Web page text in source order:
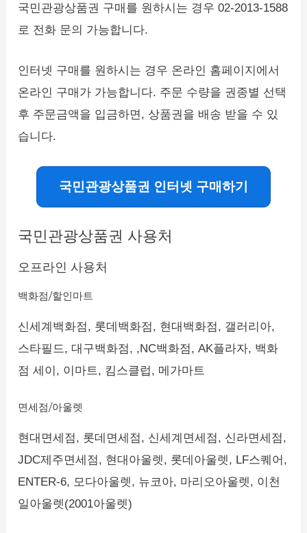
국민관광상품권 구매를 원하시는 경우 02-2013-1588
로 전화 문의 가능합니다.
인터넷 구매를 원하시는 경우 온라인 홈페이지에서
온라인 구매가 가능합니다. 주문 수량을 권종별 선택
후 주문금액을 입금하면, 상품권을 배송 받을 수 있
습니다.
국민관광상품권 인터넷 구매하기
국민관광상품권 사용처
오프라인 사용처
백화점/할인마트
신세계백화점, 롯데백화점, 현대백화점, 갤러리아,
스타필드, 대구백화점, ,NC백화점, AK플라자, 백화
점 세이, 이마트, 킴스클럽, 메가마트
면세점/아울렛
현대면세점, 롯데면세점, 신세계면세점, 신라면세점,
JDC제주면세점, 현대아울렛, 롯데아울렛, LF스퀘어,
ENTER-6, 모다아울렛, 뉴코아, 마리오아울렛, 이천
일아울렛(2001아울렛)